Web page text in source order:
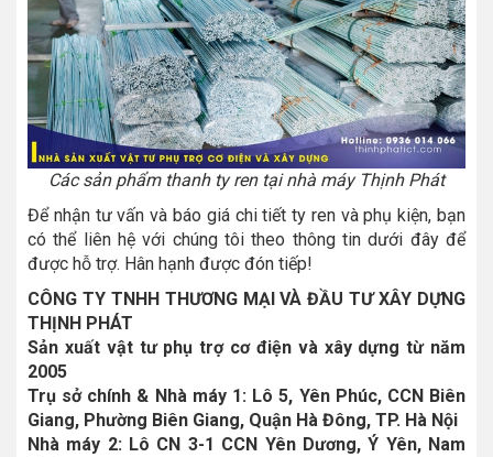
Các sản phẩm thanh ty ren tại nhà máy Thịnh Phát
Để nhận tư vấn và báo giá chi tiết ty ren và phụ kiện, bạn
có thể liên hệ với chúng tôi theo thông tin dưới đây để
được hỗ trợ. Hân hạnh được đón tiếp!
CÔNG TY TNHH THƯƠNG MẠI VÀ ĐẦU TƯ XÂY DỰNG
THỊNH PHÁT
Sản xuất vật tư phụ trợ cơ điện và xây dựng từ năm
2005
Trụ sở chính & Nhà máy 1: Lô 5, Yên Phúc, CCN Biên
Giang, Phường Biên Giang, Quận Hà Đông, TP. Hà Nội
Nhà máy 2: Lô CN 3-1 CCN Yên Dương, Ý Yên, Nam